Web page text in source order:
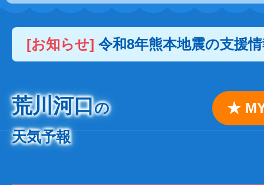
[お知らせ] 令和8年熊本地震の支援
荒川河口の
天気予報
★